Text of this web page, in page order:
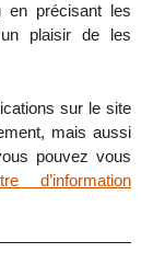
en précisant les
plaisir de les
sur le site
mais aussi
pouvez vous
d’information